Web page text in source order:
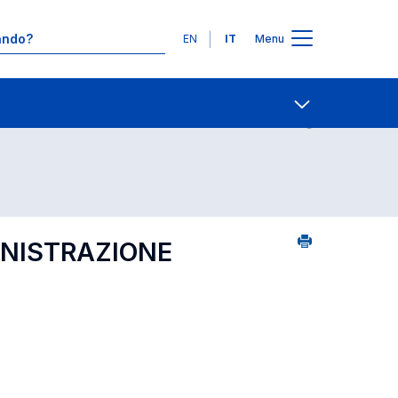
Lingue
EN IT Menu
Contatti